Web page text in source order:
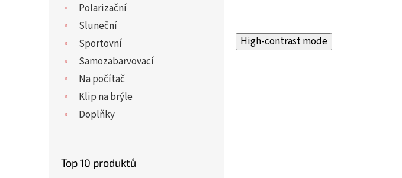
Polarizační
Sluneční
Sportovní
Samozabarvovací
Na počítač
Klip na brýle
Doplňky
Top 10 produktů
High-contrast mode